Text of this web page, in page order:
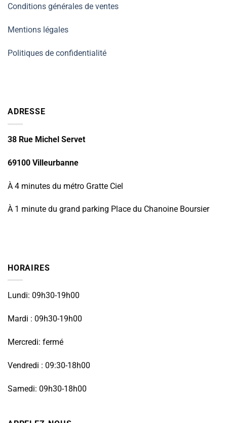
Conditions générales de ventes
Mentions légales
Politiques de confidentialité
ADRESSE
38 Rue Michel Servet
69100 Villeurbanne
À 4 minutes du métro Gratte Ciel
À 1 minute du grand parking Place du Chanoine Boursier
HORAIRES
Lundi: 09h30-19h00
Mardi : 09h30-19h00
Mercredi: fermé
Vendredi : 09:30-18h00
Samedi: 09h30-18h00